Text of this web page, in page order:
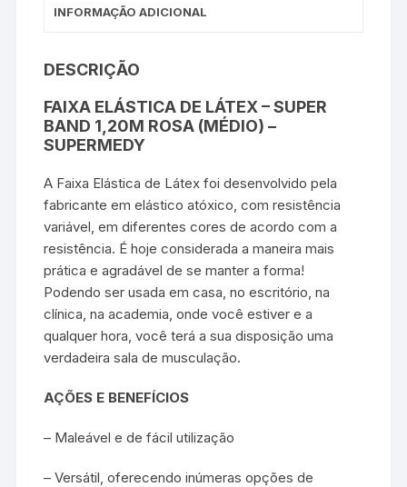
INFORMAÇÃO ADICIONAL
DESCRIÇÃO
FAIXA ELÁSTICA DE LÁTEX – SUPER
BAND 1,20M ROSA (MÉDIO) –
SUPERMEDY
A Faixa Elástica de Látex foi desenvolvido pela
fabricante em elástico atóxico, com resistência
variável, em diferentes cores de acordo com a
resistência. É hoje considerada a maneira mais
prática e agradável de se manter a forma!
Podendo ser usada em casa, no escritório, na
clínica, na academia, onde você estiver e a
qualquer hora, você terá a sua disposição uma
verdadeira sala de musculação.
AÇÕES E BENEFÍCIOS
– Maleável e de fácil utilização
– Versátil, oferecendo inúmeras opções de